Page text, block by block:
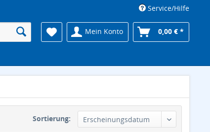
Service/Hilfe
Mein Konto 0,00 € *
Sortierung: